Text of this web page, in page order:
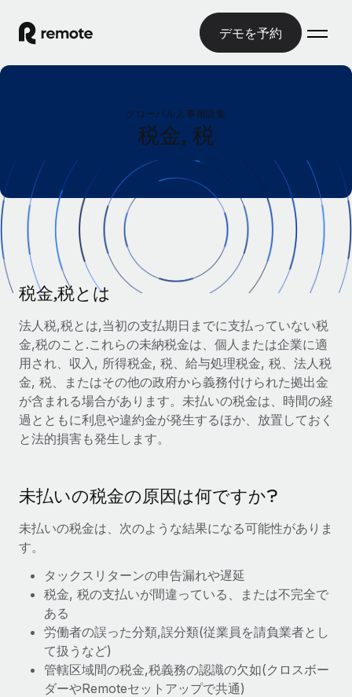
デモを予約
グローバル雇用
グローバル給与処理
コンプライアンス対応の給与処理を手軽に
Employer of Record（EOR）
グローバル展開をコストをかけずに実現
Contractor of Record
契約社員管理
世界中の契約社員をオンボーディングし、管理
PEO
複雑な雇用関連業務を外部委託
Remote統合
人事機能をワークフローにシームレスに統合する
プラットフォーム
接続 新しい
当社のMCPを使用して、あらゆるAIツールをRemoteに接続
統合
基本的なビジネスツールを活用して業務プロセスを効率化す
る
各国の制度に対応
国別ガイド
/国別のグローバル雇用支援を検索する
米国州エクスプローラー
米国の各州において採用プロセスを簡素化する
Remoteを他社と比較
他社と比較した、当社の強みを確認する
成長の段階
スタートアップ
成長中の企業向けのアジャイルなグローバルHR・給与処理ソ
ミッドマーケット
パートナーに登録
戦略的テクノロジーパートナー
グローバルな人事機能を柔軟に自社プラットフォームへ統合
パートナーとして登録
リソース
ツールと計算ツール
誤分類リスク判定ツール
国別に従業員の誤分類リスクを確認する
各国の総従業員コストを計算する
契約社員の報酬計算ツール
グローバルな契約社員向けに、通貨オプションと支払スピー
ドを確認する
チェックリストおよびテンプレート
職務内容ライブラリ
ウェビナー
イベント
日本語
English
Nederlands
Français
Español
Italiano
Português (Portugal)
日本語
한국어
中文（简体）
ログイン
グローバル人事用語集
税金, 税
税金,税とは
法人税,税とは,当初の支払期日までに支払っていない税
金,税のこと.これらの未納税金は、個人または企業に適
用され、収入, 所得税金, 税、給与処理税金, 税、法人税
金, 税、またはその他の政府から義務付けられた拠出金
が含まれる場合があります。未払いの税金は、時間の経
過とともに利息や違約金が発生するほか、放置しておく
と法的損害も発生します。
未払いの税金の原因は何ですか?
未払いの税金は、次のような結果になる可能性がありま
す。
タックスリターンの申告漏れや遅延
税金, 税の支払いが間違っている、または不完全で
ある
労働者の誤った分類,誤分類(従業員を請負業者とし
て扱うなど)
管轄区域間の税金,税義務の認識の欠如(クロスボー
ダーやRemoteセットアップで共通)